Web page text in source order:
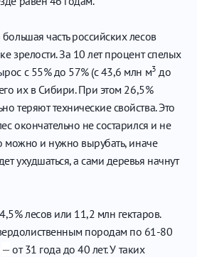
часть российских лесов
зрелости. За 10 лет процент спелых
с 55% до 57% (с 43,6 млн м3 до
их в Сибири. При этом 26,5%
теряют технические свойства. Это
окончательно не состарился и не
можно и нужно вырубать, иначе
ухудшаться, а сами деревья начнут
лесов или 11,2 млн гектаров.
породам по 61-80
—от 31 года до 40 лет. У таких